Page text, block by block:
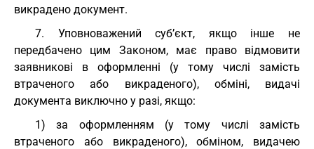
викрадено документ.
7. Уповноважений суб’єкт, якщо інше не
передбачено цим Законом, має право відмовити
заявникові в оформленні (у тому числі замість
втраченого або викраденого), обміні, видачі
документа виключно у разі, якщо:
1) за оформленням (у тому числі замість
втраченого або викраденого), обміном, видачею